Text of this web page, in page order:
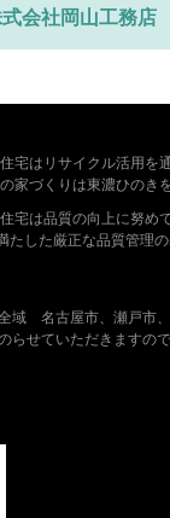
会社岡山工務店
宅はリサイクル活用を
家づくりは東濃ひのき
宅は品質の向上に努め
たした厳正な品質管理の
域 名古屋市、瀬戸市
せていただきますので